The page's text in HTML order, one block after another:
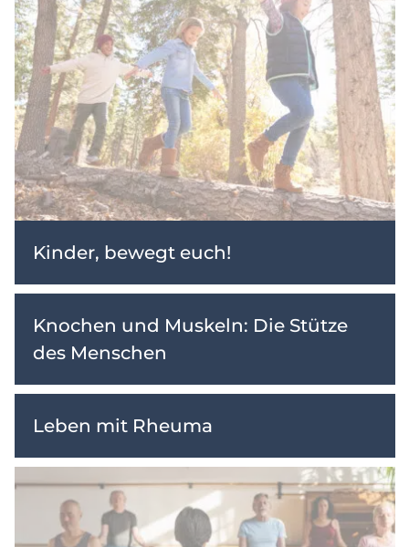
Kinder, bewegt euch!
Knochen und Muskeln: Die Stütze
des Menschen
Leben mit Rheuma